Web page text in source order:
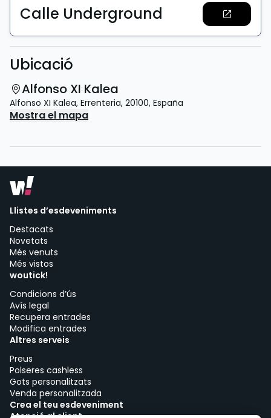
Calle Underground
Ubicació
Alfonso XI Kalea
Alfonso XI Kalea, Errenteria, 20100, España
Mostra el mapa
Llistes d’esdeveniments
Destacats
Novetats
Més venuts
Més vistos
woutick!
Condicions d’ús
Avís legal
Recupera entrades
Modifica entrades
Altres serveis
Preus
Polseres cashless
Gots personalitzats
Venda personalitzada
Crea el teu esdeveniment